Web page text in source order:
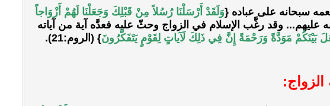
سبحانه على عباده {وَلَقَدْ أَرْسَلْنَا رُسُلاً مِنْ قَبْلِكَ وَجَعَلْنَا لَهُمْ أَزْوَاجاً
عليهم... وقد رغَّب الإسلام في الزواج وحثّ عليه فعدَّه آية من آياته
بَيْنَكُمْ مَوَدَّةً وَرَحْمَةً إِنَّ فِي ذَلِكَ لَآياتٍ لِقَوْمٍ يَتَفَكَّرُونَ} (الروم:21).